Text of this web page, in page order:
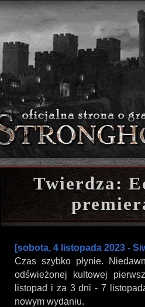
Twierdza:
[sobota, 4 listopada 2023 -
Czas szybko płynie.
odświeżonej kultowej
listopad i za 3 dni - 7
nowym wydaniu.